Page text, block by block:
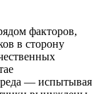
факторов,
в сторону
— испытывая